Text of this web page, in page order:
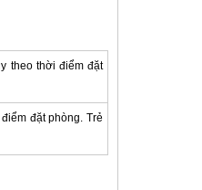
theo thời điểm đặt
đặt phòng. Trẻ